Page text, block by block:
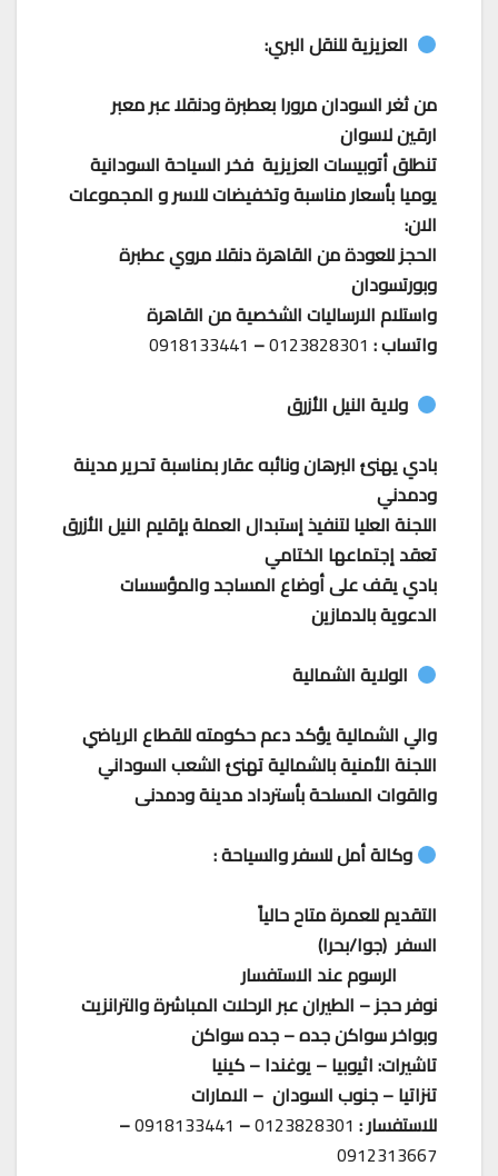
العزيزية للنقل البري:
من ثغر السودان مرورا بعطبرة ودنقلا عبر معبر
ارقين لاسوان
تنطلق أتوبيسات العزيزية فخر السياحة السودانية
يوميا بأسعار مناسبة وتخفيضات للاسر و المجموعات
الان:
الحجز للعودة من القاهرة دنقلا مروي عطبرة
وبورتسودان
واستلام الارساليات الشخصية من القاهرة
واتساب : 0123828301
–
0918133441
ولاية النيل الأزرق
بادي يهنئ البرهان ونائبه عقار بمناسبة تحرير مدينة
ودمدني
اللجنة العليا لتنفيذ إستبدال العملة بإقليم النيل الأزرق
تعقد إجتماعها الختامي
بادي يقف على أوضاع المساجد والمؤسسات
الدعوية بالدمازين
الولاية الشمالية
والي الشمالية يؤكد دعم حكومته للقطاع الرياضي
اللجنة الأمنية بالشمالية تهنئ الشعب السوداني
والقوات المسلحة بأسترداد مدينة ودمدنى
وكالة أمل للسفر والسياحة :
التقديم للعمرة متاح حالياً
السفر (جوا/بحرا)
الرسوم عند الاستفسار
نوفر حجز – الطيران عبر الرحلات المباشرة والترانزيت
وبواخر سواكن جده – جده سواكن
تاشيرات: اثيوبيا – يوغندا – كينيا
تنزاتيا – جنوب السودان – الامارات
للاستفسار : 0123828301
–
0918133441
–
0912313667